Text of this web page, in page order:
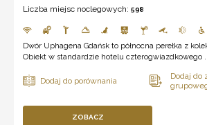
Liczba miejsc noclegowych: 598
Dwór Uphagena Gdańsk to północna perełka z
Obiekt w standardzie hotelu czterogwiazdkowego
ZOBACZ